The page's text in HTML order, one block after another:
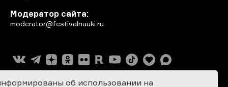
Модератор сайта:
moderator@festivalnauki.ru
об использовании на